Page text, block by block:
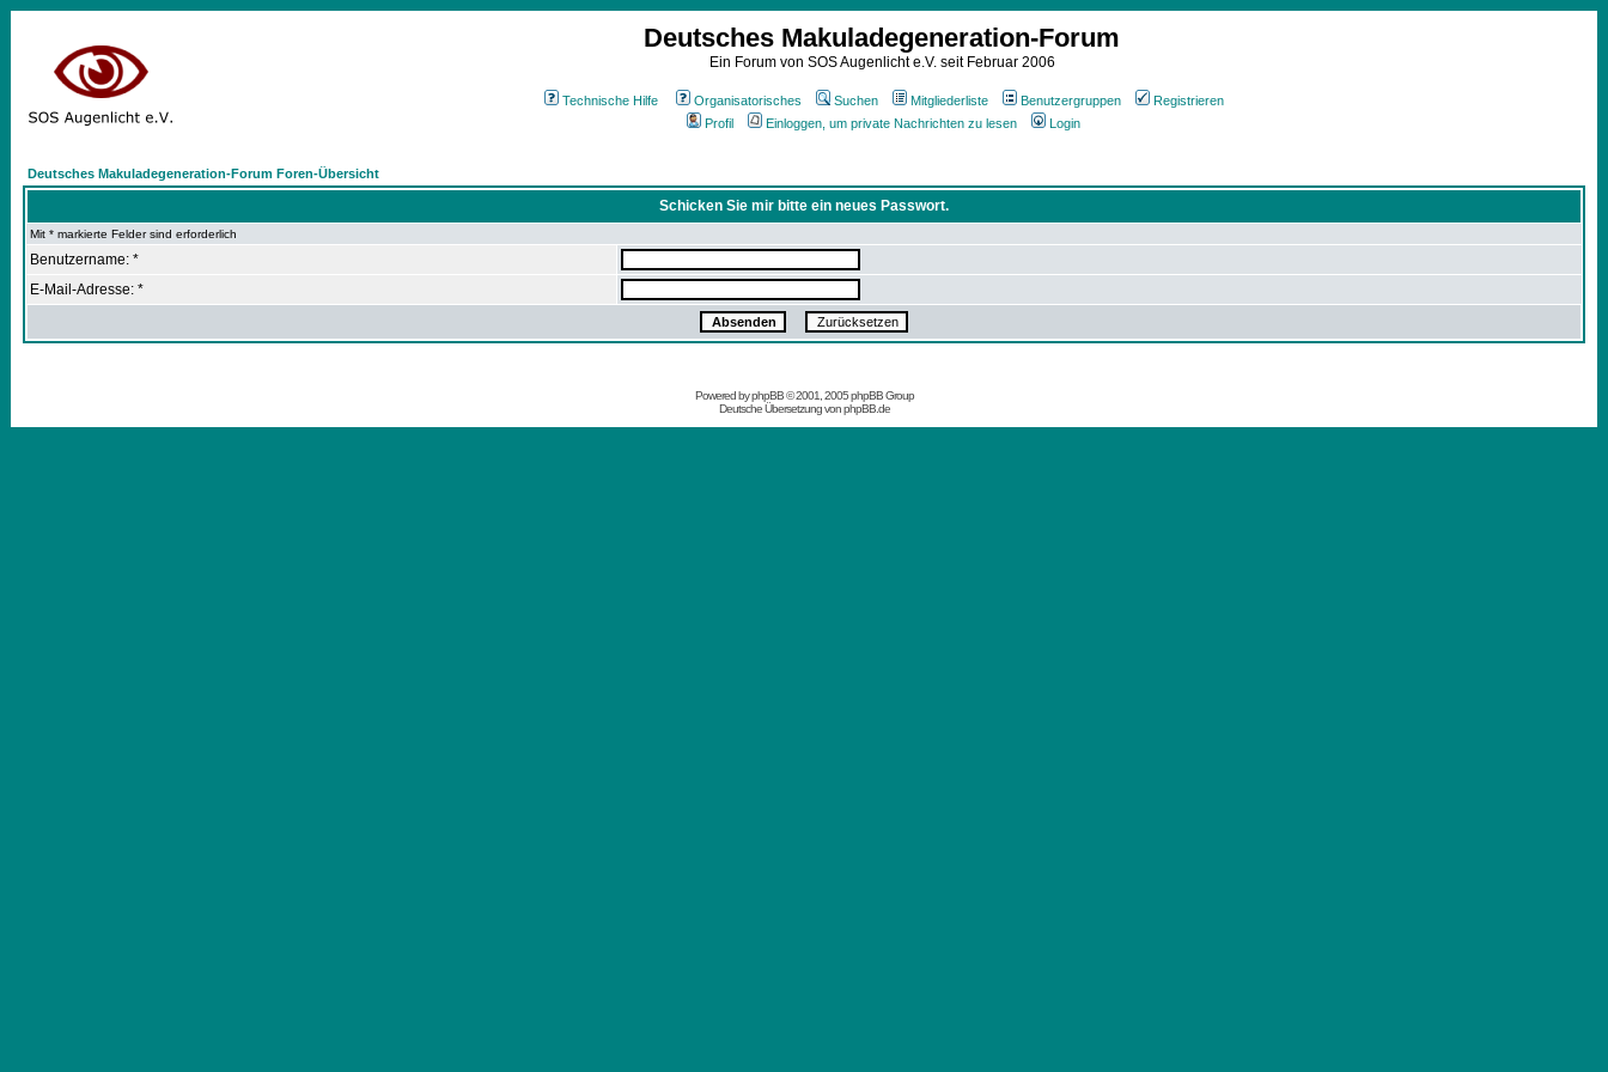
Deutsches Makuladegeneration-Forum
Ein Forum von SOS Augenlicht e.V. seit Februar 2006
Technische Hilfe Organisatorisches Suchen Mitgliederliste Benutzergruppen
Registrieren
Profil
Einloggen, um private Nachrichten zu lesen Login
Deutsches Makuladegeneration-Forum Foren-Übersicht
Schicken Sie mir bitte ein neues Passwort.
Mit * markierte Felder sind erforderlich
Benutzername: *
E-Mail-Adresse: *
Powered byphpBB© 2001, 2005 phpBB Group
Deutsche Übersetzung vonphpBB.de